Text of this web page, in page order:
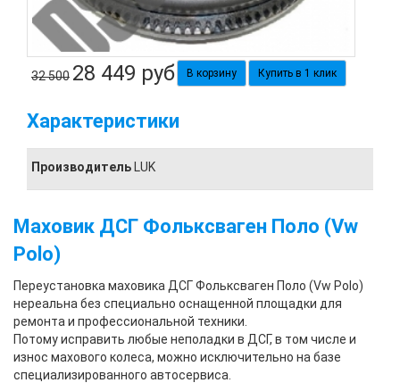
32 500 28 449 руб Купить в 1 клик
Характеристики
Производитель LUK
Маховик ДСГ Фольксваген Поло (Vw
Polo)
Переустановка маховика ДСГ Фольксваген Поло (Vw Polo)
нереальна без специально оснащенной площадки для
ремонта и профессиональной техники.
Потому исправить любые неполадки в ДСГ, в том числе и
износ махового колеса, можно исключительно на базе
специализированного автосервиса.